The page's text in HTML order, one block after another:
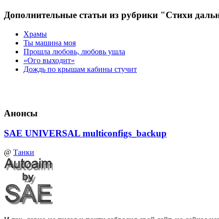
Дополнительные статьи из рубрики "Стихи
Храмы
Ты машина моя
Прошла любовь, любовь ушла
«Ого выходит»
Дождь по крышам кабины стучит
Анонсы
SAE UNIVERSAL multiconfigs_backup
@ Танки